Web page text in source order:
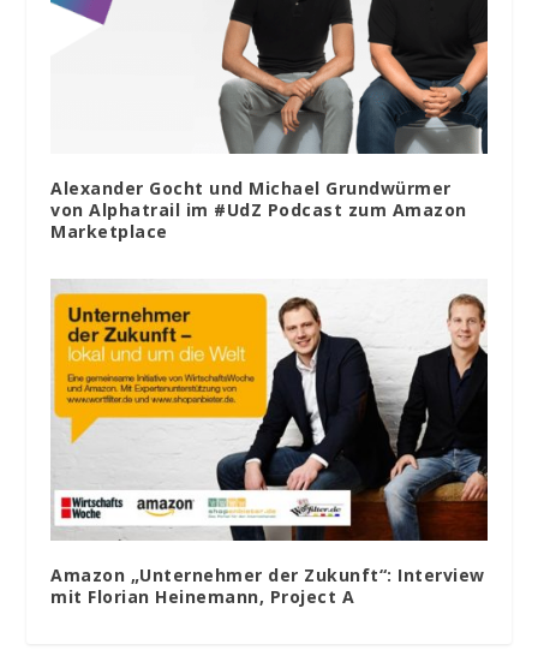
Alexander Gocht und Michael Grundwürmer
von Alphatrail im #UdZ Podcast zum Amazon
Marketplace
Amazon „Unternehmer der Zukunft“: Interview
mit Florian Heinemann, Project A